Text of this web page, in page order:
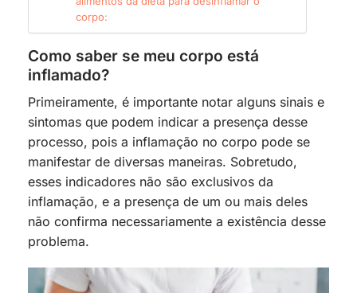
corpo:
Como saber se meu corpo está
inflamado?
Primeiramente, é importante notar alguns sinais e
sintomas que podem indicar a presença desse
processo, pois a inflamação no corpo pode se
manifestar de diversas maneiras. Sobretudo,
esses indicadores não são exclusivos da
inflamação, e a presença de um ou mais deles
não confirma necessariamente a existência desse
problema.